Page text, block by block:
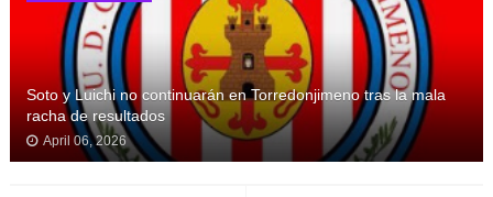
Soto y Luichi no continuarán en Torredonjimeno tras la mala
racha de resultados
April 06, 2026